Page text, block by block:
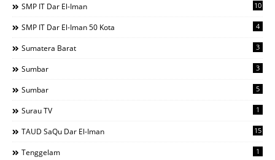
SMP IT Dar El-Iman 10
SMP IT Dar El-Iman 50 Kota 4
Sumatera Barat 3
Sumbar 3
Sumbar 5
Surau TV 1
TAUD SaQu Dar El-Iman 15
Tenggelam 1